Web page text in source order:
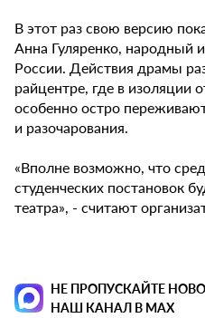
В этот раз свою версию
Анна Гуляренко, народный
России. Действия драмы
райцентре, где в изоляции
особенно остро
и разочарования.
«Вполне возможно, что
студенческих постановок
театра», - считают
НЕ ПРОПУСКАЙТЕ
НАШ КАНАЛ В MAX